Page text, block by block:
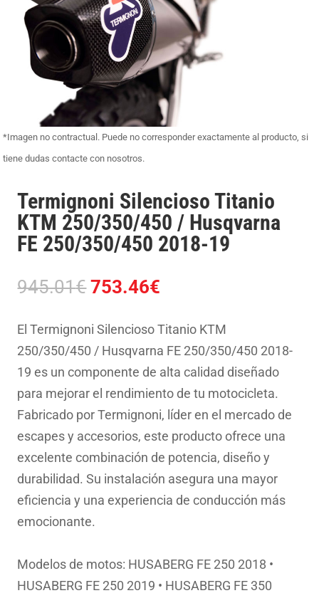
*Imagen no contractual. Puede no corresponder exactamente al producto, si
tiene dudas contacte con nosotros.
Termignoni Silencioso Titanio
KTM 250/350/450 / Husqvarna
FE 250/350/450 2018-19
945.01€El
original
era:
945.01€.
753.46€
actual
es:
753.46€.
El Termignoni Silencioso Titanio KTM
250/350/450 / Husqvarna FE 250/350/450 2018-
19 es un componente de alta calidad diseñado
para mejorar el rendimiento de tu motocicleta.
Fabricado por Termignoni, líder en el mercado de
escapes y accesorios, este producto ofrece una
excelente combinación de potencia, diseño y
durabilidad. Su instalación asegura una mayor
eficiencia y una experiencia de conducción más
emocionante.
Modelos de motos: HUSABERG FE 250 2018 •
HUSABERG FE 250 2019 • HUSABERG FE 350